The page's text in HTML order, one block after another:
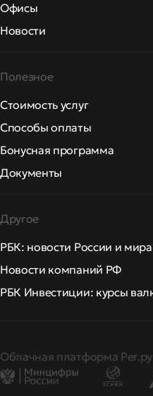
Офисы
Новости
Полезное
Стоимость услуг
Способы оплаты
Бонусная программа
Документы
Другое
РБК: новости России и мира
Новости компаний РФ
РБК Инвестиции: курсы
Облачная платформа